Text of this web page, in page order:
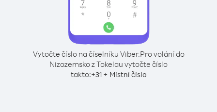
Vytočte číslo na číselníku Viber.Pro volání do
Nizozemsko z Tokelau vytočte číslo
takto:+31+ Místní číslo